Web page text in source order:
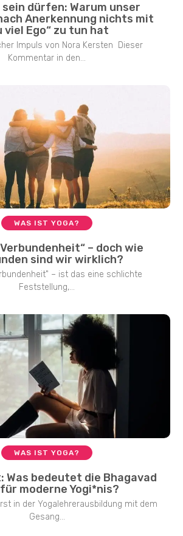
dürfen: Warum unser
Anerkennung nichts mit
viel Ego“ zu tun hat
Impuls von Nora Kersten Dieser
Kommentar in den...
WAS IST YOGA?
– doch wie
sind wir wirklich?
– ist das eine schlichte
Feststellung,...
WAS IST YOGA?
Was bedeutet die Bhagavad
moderne Yogi*nis?
in der Yogalehrerausbildung mit dem
Gesang...